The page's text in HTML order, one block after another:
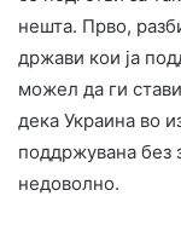
нешта. Прво,
држави кои ја
можел да ги
дека Украина во
поддржувана без
недоволно.